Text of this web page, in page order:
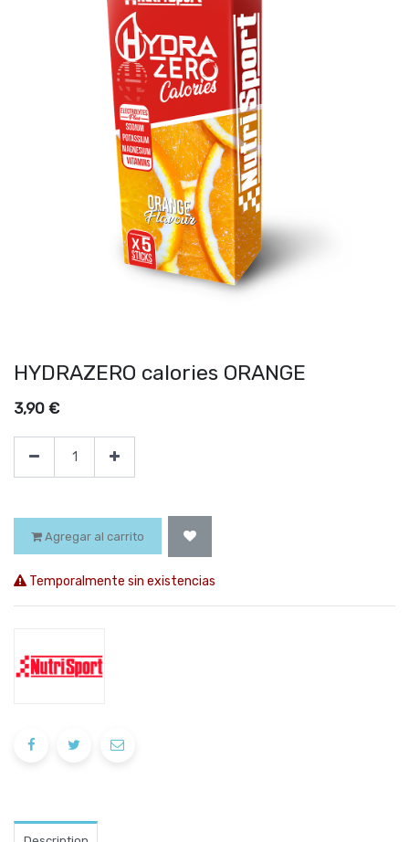
HYDRAZERO calories ORANGE
3,90 €
Agregar al carrito
Temporalmente sin existencias